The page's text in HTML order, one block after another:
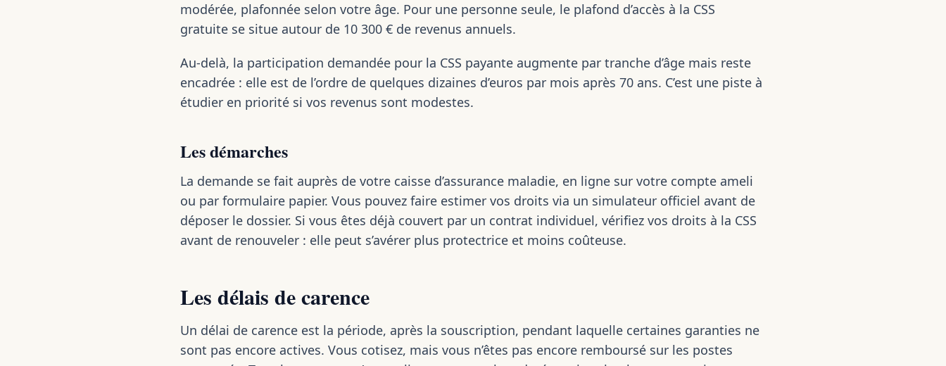
modérée, plafonnée selon votre âge. Pour une personne seule, le plafond d’accès à la CSS
gratuite se situe autour de 10 300 € de revenus annuels.
Au-delà, la participation demandée pour la CSS payante augmente par tranche d’âge mais reste
encadrée : elle est de l’ordre de quelques dizaines d’euros par mois après 70 ans. C’est une piste à
étudier en priorité si vos revenus sont modestes.
Les démarches
La demande se fait auprès de votre caisse d’assurance maladie, en ligne sur votre compte ameli
ou par formulaire papier. Vous pouvez faire estimer vos droits via un simulateur officiel avant de
déposer le dossier. Si vous êtes déjà couvert par un contrat individuel, vérifiez vos droits à la CSS
avant de renouveler : elle peut s’avérer plus protectrice et moins coûteuse.
Les délais de carence
Un délai de carence est la période, après la souscription, pendant laquelle certaines garanties ne
sont pas encore actives. Vous cotisez, mais vous n’êtes pas encore remboursé sur les postes